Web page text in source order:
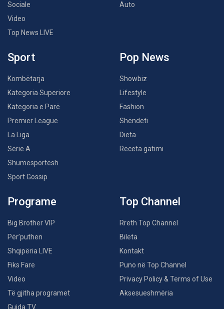
Sociale
Video
Top News LIVE
Auto
Sport
Kombëtarja
Kategoria Superiore
Kategoria e Parë
Premier League
La Liga
Serie A
Shumësportësh
Sport Gossip
Pop News
Showbiz
Lifestyle
Fashion
Shëndeti
Dieta
Receta gatimi
Programe
Big Brother VIP
Për’puthen
Shqipëria LIVE
Fiks Fare
Video
Të gjitha programet
Guida TV
Top Channel
Rreth Top Channel
Bileta
Kontakt
Puno në Top Channel
Privacy Policy & Terms of Use
Aksesueshmëria